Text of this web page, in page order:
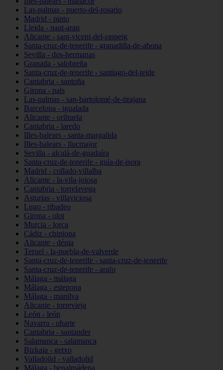
Las-palmas - puerto-del-rosario
Madrid - pinto
Lleida - naut-aran
Alicante - sant-vicent-del-raspeig
Santa-cruz-de-tenerife - granadilla-de-abona
Sevilla - dos-hermanas
Granada - salobreña
Santa-cruz-de-tenerife - santiago-del-teide
Cantabria - santoña
Girona - pals
Las-palmas - san-bartolomé-de-tirajana
Barcelona - igualada
Alicante - orihuela
Cantabria - laredo
Illes-balears - santa-margalida
Illes-balears - llucmajor
Sevilla - alcalá-de-guadaíra
Santa-cruz-de-tenerife - guía-de-isora
Madrid - collado-villalba
Alicante - la-vila-joiosa
Cantabria - torrelavega
Asturias - villaviciosa
Lugo - ribadeo
Girona - olot
Murcia - lorca
Cádiz - chipiona
Alicante - dénia
Teruel - la-puebla-de-valverde
Santa-cruz-de-tenerife - santa-cruz-de-tenerife
Santa-cruz-de-tenerife - arafo
Málaga - málaga
Málaga - estepona
Málaga - manilva
Alicante - torrevieja
León - león
Navarra - uharte
Cantabria - santander
Salamanca - salamanca
Bizkaia - getxo
Valladolid - valladolid
Málaga - benalmádena